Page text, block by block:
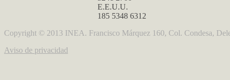
E.E.U.U.
185 5348 6312
Copyright © 2013 INEA. Francisco Márquez 160, Col. Condesa,
Aviso de privacidad